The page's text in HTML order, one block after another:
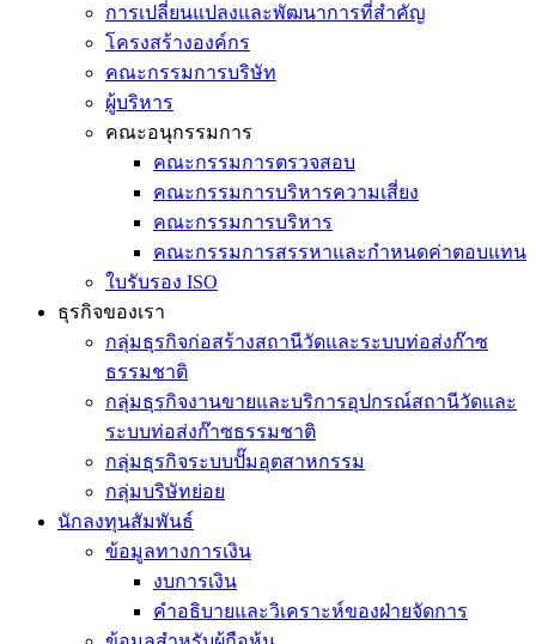
การเปลี่ยนแปลงและพัฒนาการที่สำคัญ
โครงสร้างองค์กร
คณะกรรมการบริษัท
ผู้บริหาร
คณะอนุกรรมการ
คณะกรรมการตรวจสอบ
คณะกรรมการบริหารความเสี่ยง
คณะกรรมการบริหาร
คณะกรรมการสรรหาและกำหนดค่าตอบแทน
ใบรับรอง ISO
ธุรกิจของเรา
กลุ่มธุรกิจก่อสร้างสถานีวัดและระบบท่อส่งก๊าซ
ธรรมชาติ
กลุ่มธุรกิจงานขายและบริการอุปกรณ์สถานีวัดและ
ระบบท่อส่งก๊าซธรรมชาติ
กลุ่มธุรกิจระบบปั๊มอุตสาหกรรม
กลุ่มบริษัทย่อย
นักลงทุนสัมพันธ์
ข้อมูลทางการเงิน
งบการเงิน
คำอธิบายและวิเคราะห์ของฝ่ายจัดการ